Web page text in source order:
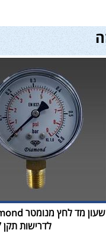
לדרישות תקן EN-837